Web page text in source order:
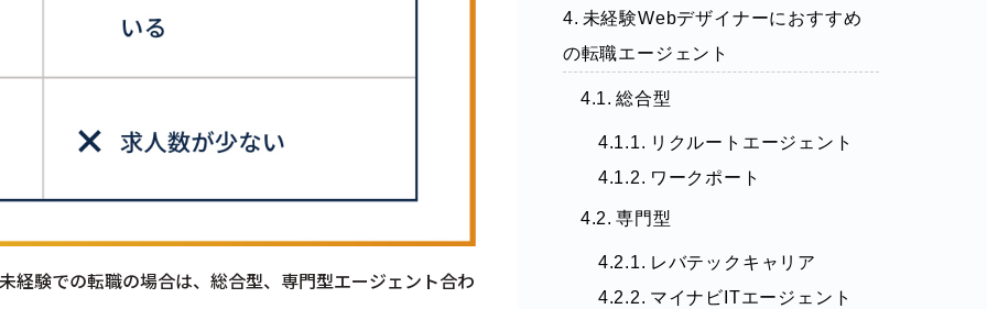
経験での転職の場合は、総合型、専門型エージェント合わ
未経験Webデザイナーにおすすめ
の転職エージェント
総合型
リクルートエージェント
ワークポート
専門型
レバテックキャリア
マイナビITエージェント